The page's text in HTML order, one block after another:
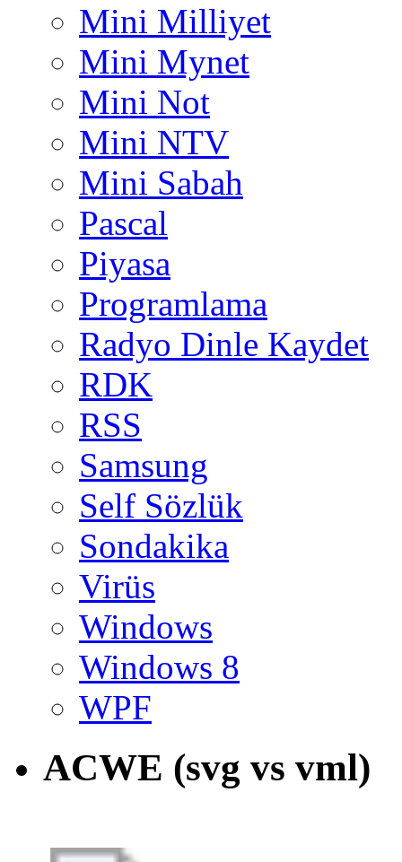
Mini Milliyet
Mini Mynet
Mini Not
Mini NTV
Mini Sabah
Pascal
Piyasa
Programlama
Radyo Dinle Kaydet
RDK
RSS
Samsung
Self Sözlük
Sondakika
Virüs
Windows
Windows 8
WPF
ACWE (svg vs vml)